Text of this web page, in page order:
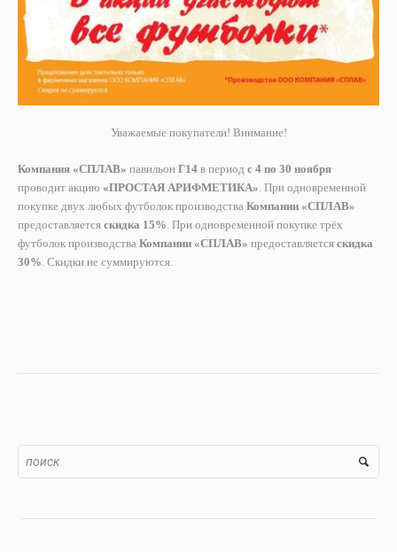
Уважаемые покупатели! Внимание!
Компания «СПЛАВ» павильон Г14 в период с 4 по 30 ноября
проводит акцию «ПРОСТАЯ АРИФМЕТИКА». При одновременной
покупке двух любых футболок производства Компании «СПЛАВ»
предоставляется скидка 15%. При одновременной покупке трёх
футболок производства Компании «СПЛАВ» предоставляется скидка
30%. Скидки не суммируются.